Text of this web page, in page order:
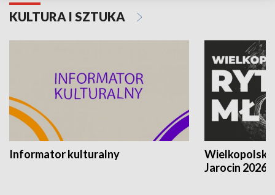
KULTURA I SZTUKA
Informator kulturalny
Jarocin 2026